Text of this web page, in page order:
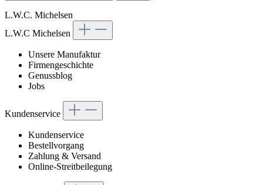
L.W.C. Michelsen
L.W.C Michelsen
Unsere Manufaktur
Firmengeschichte
Genussblog
Jobs
Kundenservice
Kundenservice
Bestellvorgang
Zahlung & Versand
Online-Streitbeilegung